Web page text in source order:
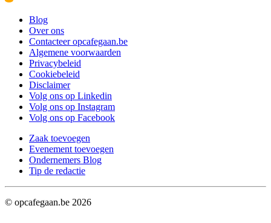
Blog
Over ons
Contacteer opcafegaan.be
Algemene voorwaarden
Privacybeleid
Cookiebeleid
Disclaimer
Volg ons op Linkedin
Volg ons op Instagram
Volg ons op Facebook
Zaak toevoegen
Evenement toevoegen
Ondernemers Blog
Tip de redactie
© opcafegaan.be 2026